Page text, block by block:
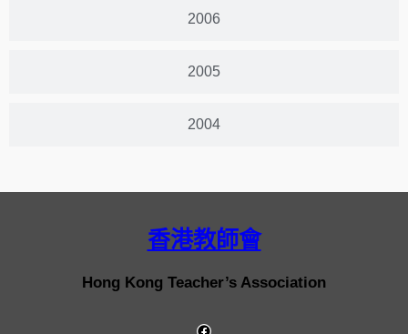
2006
2005
2004
香港教師會
Hong Kong Teacher’s Association